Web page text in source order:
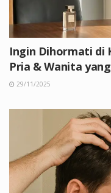
Ingin Dihormati di
Pria & Wanita
29/11/2025